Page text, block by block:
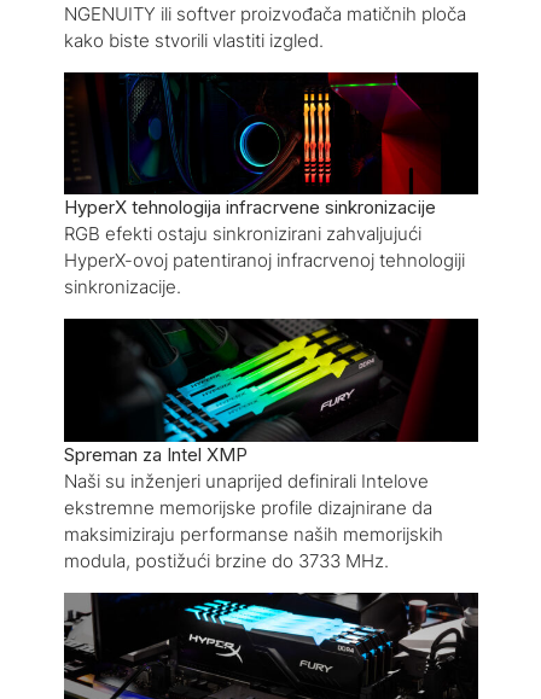
NGENUITY ili softver proizvođača matičnih ploča
kako biste stvorili vlastiti izgled.
HyperX tehnologija infracrvene sinkronizacije
RGB efekti ostaju sinkronizirani zahvaljujući
HyperX-ovoj patentiranoj infracrvenoj tehnologiji
sinkronizacije.
Spreman za Intel XMP
Naši su inženjeri unaprijed definirali Intelove
ekstremne memorijske profile dizajnirane da
maksimiziraju performanse naših memorijskih
modula, postižući brzine do 3733 MHz.